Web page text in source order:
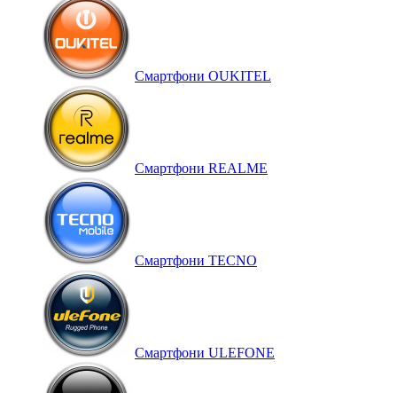
Смартфони OUKITEL
Смартфони REALME
Смартфони TECNO
Смартфони ULEFONE